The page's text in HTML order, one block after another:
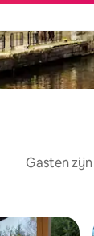
Gasten